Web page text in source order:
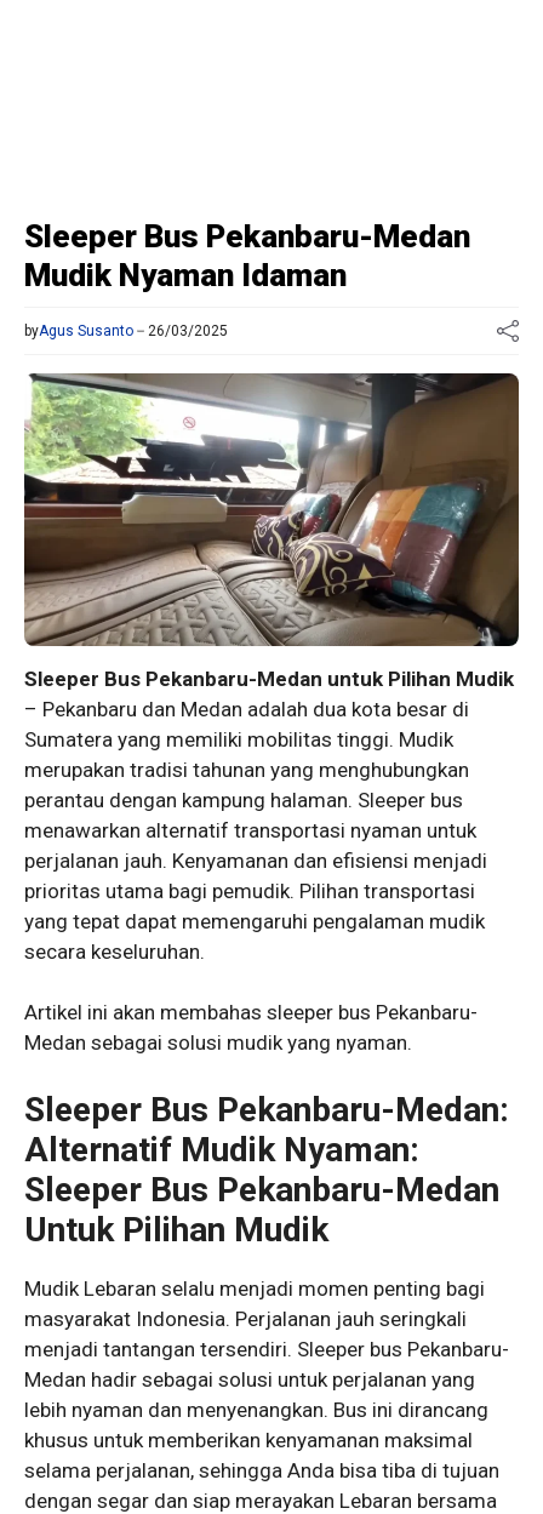
Sleeper Bus Pekanbaru-Medan
Mudik Nyaman Idaman
byAgus Susanto 26/03/2025
Sleeper Bus Pekanbaru-Medan untuk Pilihan Mudik
– Pekanbaru dan Medan adalah dua kota besar di
Sumatera yang memiliki mobilitas tinggi. Mudik
merupakan tradisi tahunan yang menghubungkan
perantau dengan kampung halaman. Sleeper bus
menawarkan alternatif transportasi nyaman untuk
perjalanan jauh. Kenyamanan dan efisiensi menjadi
prioritas utama bagi pemudik. Pilihan transportasi
yang tepat dapat memengaruhi pengalaman mudik
secara keseluruhan.
Artikel ini akan membahas sleeper bus Pekanbaru-
Medan sebagai solusi mudik yang nyaman.
Sleeper Bus Pekanbaru-Medan:
Alternatif Mudik Nyaman:
Sleeper Bus Pekanbaru-Medan
Untuk Pilihan Mudik
Mudik Lebaran selalu menjadi momen penting bagi
masyarakat Indonesia. Perjalanan jauh seringkali
menjadi tantangan tersendiri. Sleeper bus Pekanbaru-
Medan hadir sebagai solusi untuk perjalanan yang
lebih nyaman dan menyenangkan. Bus ini dirancang
khusus untuk memberikan kenyamanan maksimal
selama perjalanan, sehingga Anda bisa tiba di tujuan
dengan segar dan siap merayakan Lebaran bersama